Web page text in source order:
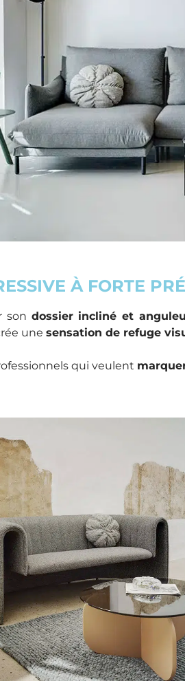
À FORTE
son dossier incliné et
une sensation de refuge
qui veulent